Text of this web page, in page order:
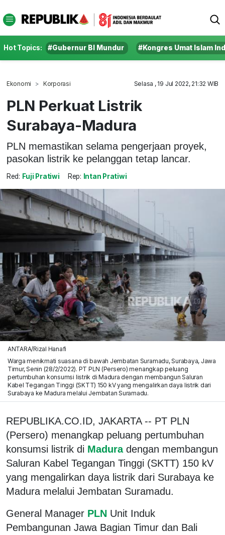
Hot Topics: #Gubernur BI Mundur #Kongres Umat Islam
Ekonomi Korporasi Selasa , 19 Jul 2022, 21:32 WIB
PLN Perkuat Listrik
Surabaya-Madura
PLN memastikan selama pengerjaan proyek,
pasokan listrik ke pelanggan tetap lancar.
Red: Fuji Pratiwi Rep: Intan Pratiwi
ANTARA/Rizal Hanafi
Warga menikmati suasana di bawah Jembatan Suramadu, Surabaya, Jawa
Timur, Senin (28/2/2022). PT PLN (Persero) menangkap peluang
pertumbuhan konsumsi listrik di Madura dengan membangun Saluran
Kabel Tegangan Tinggi (SKTT) 150 kV yang mengalirkan daya listrik dari
Surabaya ke Madura melalui Jembatan Suramadu.
REPUBLIKA.CO.ID, JAKARTA -- PT PLN
(Persero) menangkap peluang pertumbuhan
konsumsi listrik di Madura dengan membangun
Saluran Kabel Tegangan Tinggi (SKTT) 150 kV
yang mengalirkan daya listrik dari Surabaya ke
Madura melalui Jembatan Suramadu.
General Manager PLN Unit Induk
Pembangunan Jawa Bagian Timur dan Bali